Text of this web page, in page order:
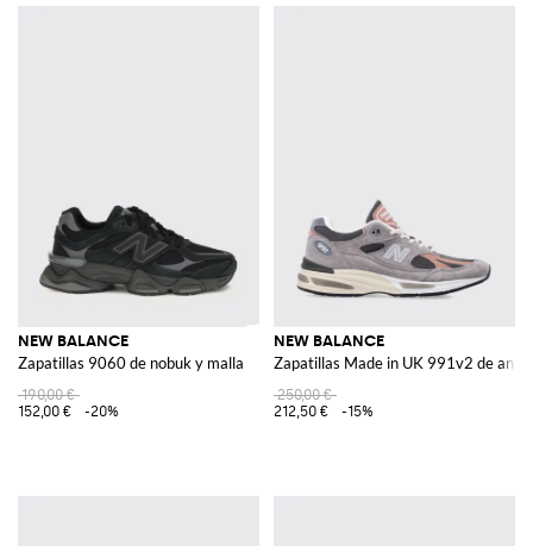
NEW BALANCE
Zapatillas 9060 de nobuk y malla
190,00 €
152,00 €
-20%
NEW BALANCE
Zapatillas Made in UK 991v2 de ante
250,00 €
212,50 €
-15%